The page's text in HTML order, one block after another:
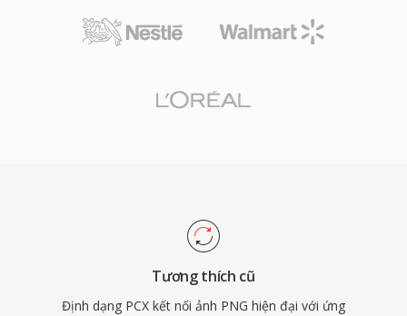
Tương thích cũ
Định dạng PCX kết nối ảnh PNG hiện đại với ứng